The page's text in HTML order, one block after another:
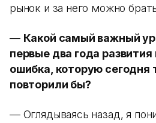
рынок и за него можно
— Какой самый важный
первые два года
ошибка, которую сегодня
повторили бы?
— Оглядываясь назад, я